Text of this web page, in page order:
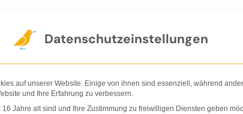
Datenschutzeinstellungen
auf unserer Website. Einige von ihnen sind essenziell, während
und Ihre Erfahrung zu verbessern.
16 Jahre alt sind und Ihre Zustimmung zu freiwilligen Diensten geben